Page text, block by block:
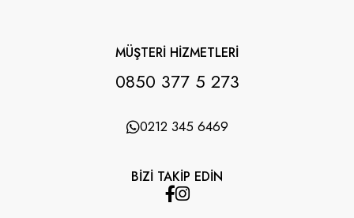
MÜŞTERİ HİZMETLERİ
0850 377 5 273
0212 345 6469
BİZİ TAKİP EDİN